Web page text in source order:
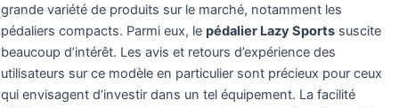
grande variété de produits sur le marché, notamment les
pédaliers compacts. Parmi eux, le pédalier Lazy Sports suscite
beaucoup d’intérêt. Les avis et retours d’expérience des
utilisateurs sur ce modèle en particulier sont précieux pour ceux
qui envisagent d’investir dans un tel équipement. La facilité